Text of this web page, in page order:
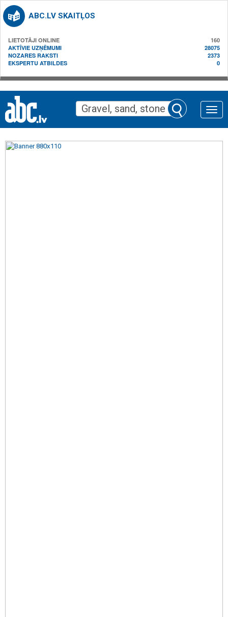
ABC.LV SKAITĻOS
LIETOTĀJI ONLINE
160
AKTĪVIE UZŅĒMUMI
28075
NOZARES RAKSTI
2373
EKSPERTU ATBILDES
0
Toggle